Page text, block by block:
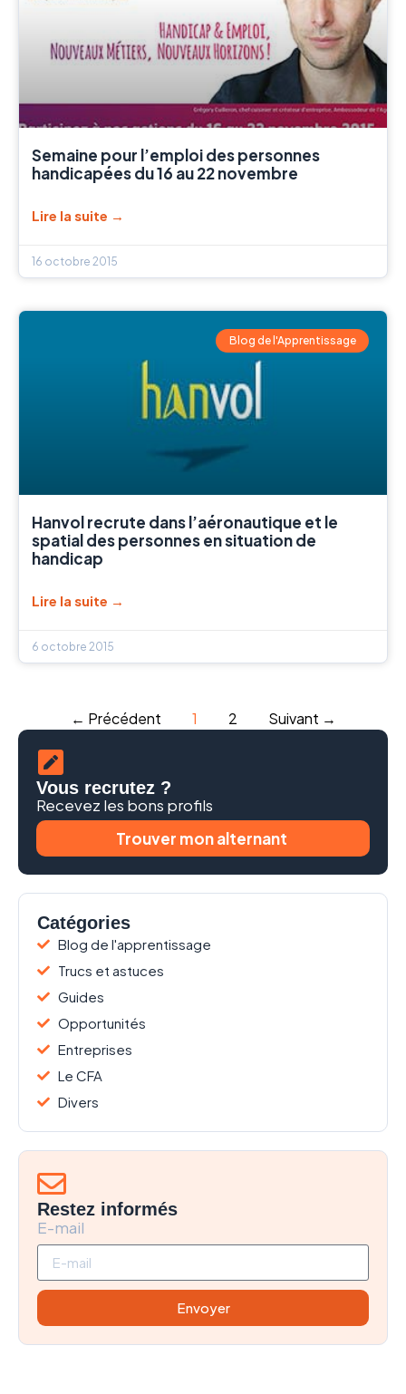
Semaine pour l’emploi des personnes
handicapées du 16 au 22 novembre
Lire la suite →
16 octobre 2015
Blog de l'Apprentissage
Hanvol recrute dans l’aéronautique et le
spatial des personnes en situation de
handicap
Lire la suite →
6 octobre 2015
← Précédent 1 2 Suivant →
Vous recrutez ?
Recevez les bons profils
Trouver mon alternant
Catégories
Blog de l'apprentissage
Trucs et astuces
Guides
Opportunités
Entreprises
Le CFA
Divers
Restez informés
E-mail
Envoyer